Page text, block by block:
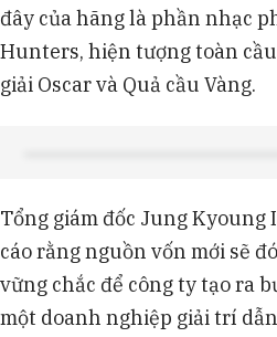
đây của hãng là phần nhạc
Hunters, hiện tượng toàn
giải Oscar và Quả cầu Vàng.
Tổng giám đốc Jung
cáo rằng nguồn vốn mới sẽ
vững chắc để công ty tạo ra
một doanh nghiệp giải trí